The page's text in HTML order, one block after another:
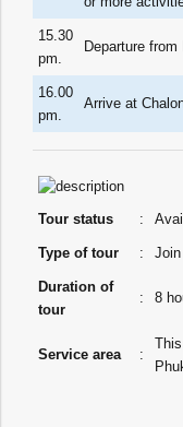
15.30
pm.
Departure from
16.00
pm.
Arrive at
Tour status :
Type of tour : Join
Duration of
tour
: 8
Service area :